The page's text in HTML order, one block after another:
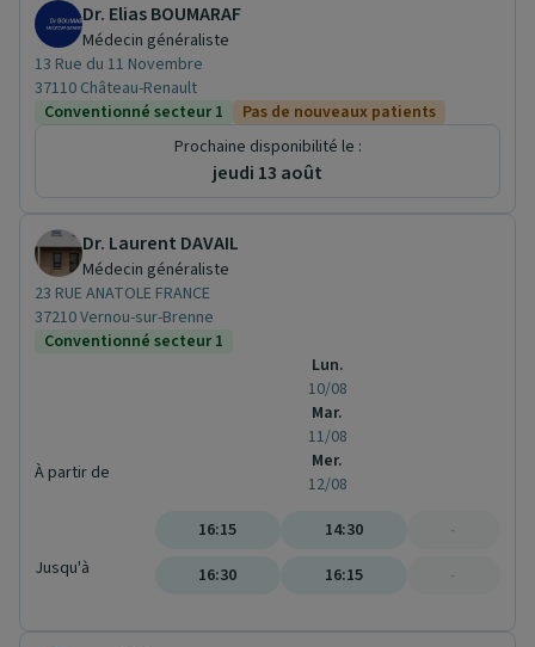
Dr. Elias BOUMARAF
Médecin généraliste
13 Rue du 11 Novembre
37110 Château-Renault
Conventionné secteur 1
Pas de nouveaux patients
Prochaine disponibilité le :
jeudi 13 août
Dr. Laurent DAVAIL
Médecin généraliste
23 RUE ANATOLE FRANCE
37210 Vernou-sur-Brenne
Conventionné secteur 1
À partir de
Jusqu'à
Lun.
10/08
Mar.
11/08
Mer.
12/08
16:15
16:30
14:30
16:15
-
-